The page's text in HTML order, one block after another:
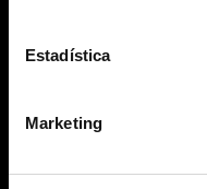
Estadística
Marketing